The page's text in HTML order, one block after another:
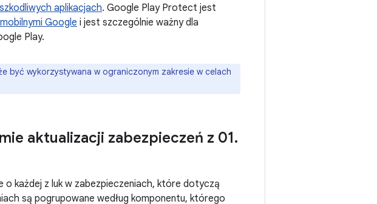
aplikacjach. Google Play Protect jest
Google i jest szczególnie ważny dla
Play.
być wykorzystywana w ograniczonym zakresie w celach
aktualizacji zabezpieczeń z 01.
o każdej z luk w zabezpieczeniach, które dotyczą
są pogrupowane według komponentu, którego